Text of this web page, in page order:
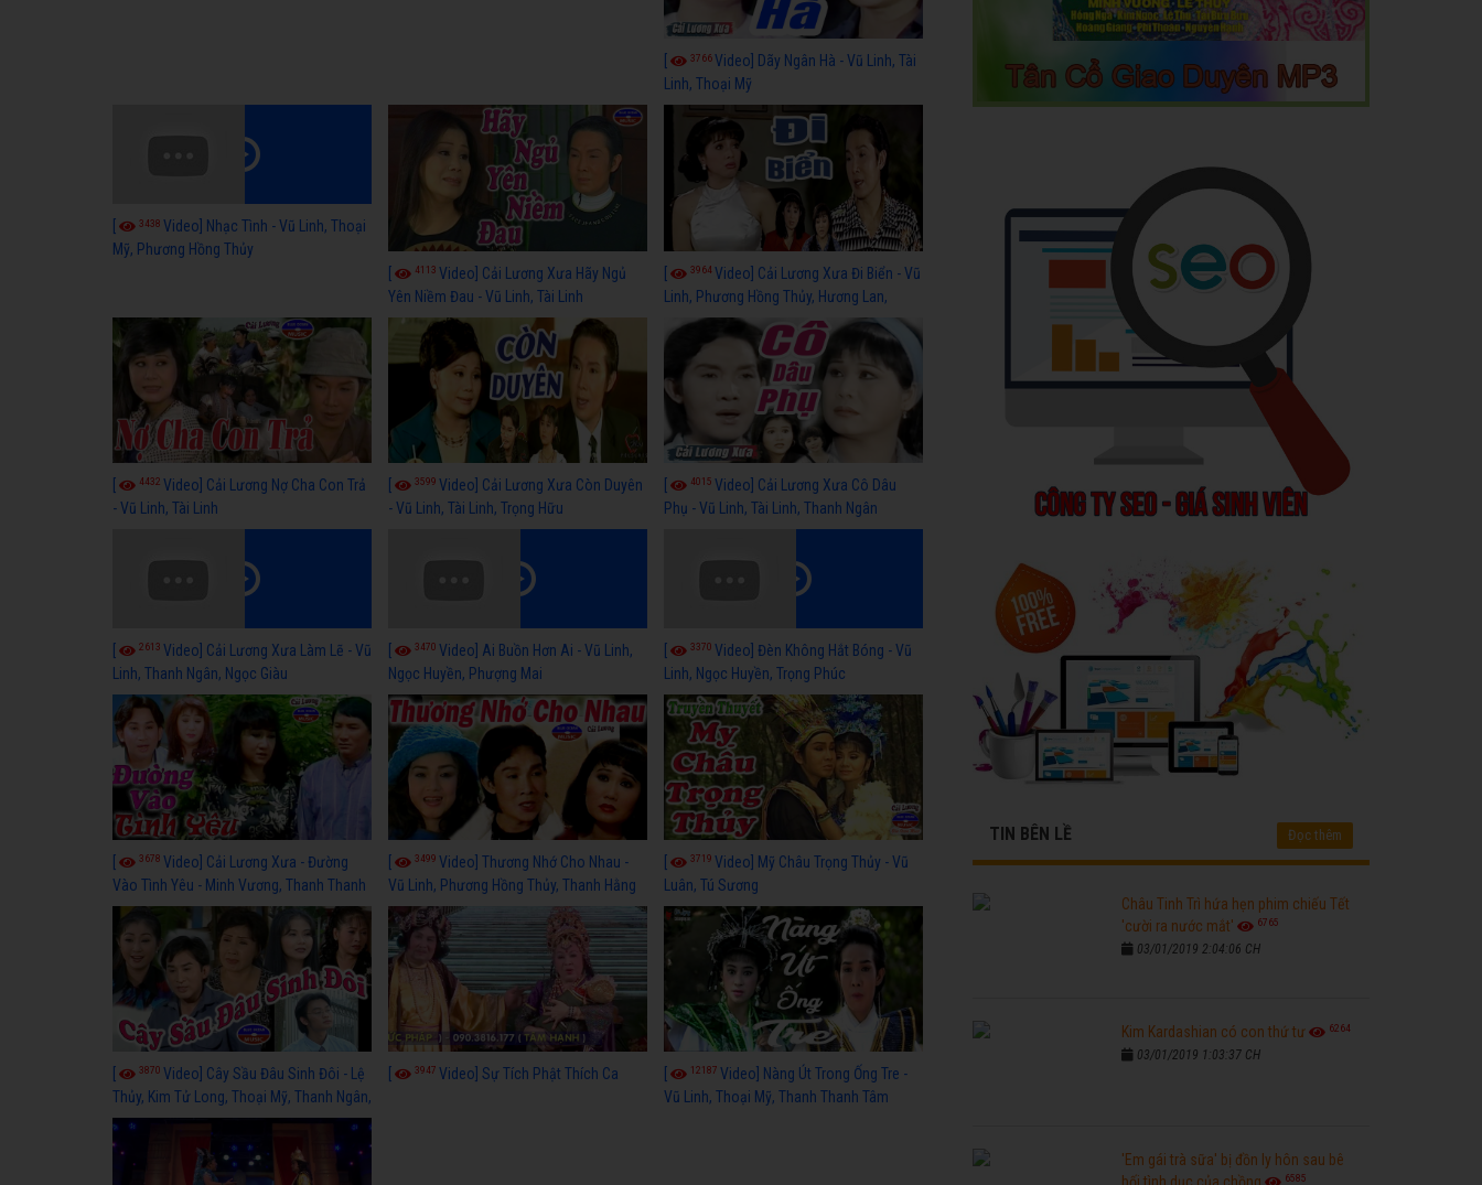
3766Video] Dãy Ngân Hà - Vũ Linh, Tài
Linh, Thoại Mỹ
3438 Video] Nhạc Tình - Vũ Linh, Thoại
Mỹ, Phương Hồng Thủy
4113 Video] Cải Lương Xưa Hãy Ngủ
Yên Niềm Đau - Vũ Linh, Tài Linh
3964Video] Cải Lương Xưa Đi Biển - Vũ
Linh, Phương Hồng Thủy, Hương Lan,
Thanh Hằng
4432 Video] Cải Lương Nợ Cha Con Trả
- Vũ Linh, Tài Linh
3599 Video] Cải Lương Xưa Còn Duyên
- Vũ Linh, Tài Linh, Trọng Hữu
4015 Video] Cải Lương Xưa Cô Dâu
Phụ - Vũ Linh, Tài Linh, Thanh Ngân
2613 Video] Cải Lương Xưa Làm Lẽ - Vũ
Linh, Thanh Ngân, Ngọc Giàu
3470 Video] Ai Buồn Hơn Ai - Vũ Linh,
Ngọc Huyền, Phượng Mai
3370 Video] Đèn Không Hắt Bóng - Vũ
Linh, Ngọc Huyền, Trọng Phúc
3678 Video] Cải Lương Xưa - Đường
Vào Tình Yêu - Minh Vương, Thanh Thanh
Tâm, Kim Tử Long, Thoại Mỹ, Thanh Ngân
3499 Video] Thương Nhớ Cho Nhau -
Vũ Linh, Phương Hồng Thủy, Thanh Hằng
3719 Video] Mỹ Châu Trọng Thủy - Vũ
Luân, Tú Sương
3870 Video] Cây Sầu Đâu Sinh Đôi - Lệ
Thủy, Kim Tử Long, Thoại Mỹ, Thanh Ngân,
Phượng Hằng, Trọng Hữu, Kim Tiểu Long,
Ngân Tuấn, Thanh Tú
3947 Video] Sự Tích Phật Thích Ca 12187 Video] Nàng Út Trong Ống Tre -
Vũ Linh, Thoại Mỹ, Thanh Thanh Tâm
TIN BÊN LỀ Đọc thêm
Châu Tinh Trì hứa hẹn phim chiếu Tết
'cười ra nước mắt'
6765
03/01/2019 2:04:06 CH
Kim Kardashian có con thứ tư 6264
03/01/2019 1:03:37 CH
'Em gái trà sữa' bị đồn ly hôn sau bê
6585